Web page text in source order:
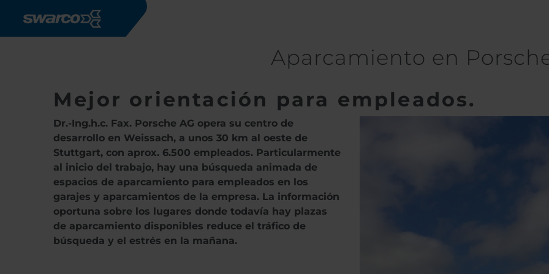
Aparcamiento en
Mejor orientación para empleados.
Dr.-Ing.h.c. Fax. Porsche AG opera su centro de
desarrollo en Weissach, a unos 30 km al oeste de
Stuttgart, con aprox. 6.500 empleados. Particularmente
al inicio del trabajo, hay una búsqueda animada de
espacios de aparcamiento para empleados en los
garajes y aparcamientos de la empresa. La información
oportuna sobre los lugares donde todavía hay plazas
de aparcamiento disponibles reduce el tráfico de
búsqueda y el estrés en la mañana.